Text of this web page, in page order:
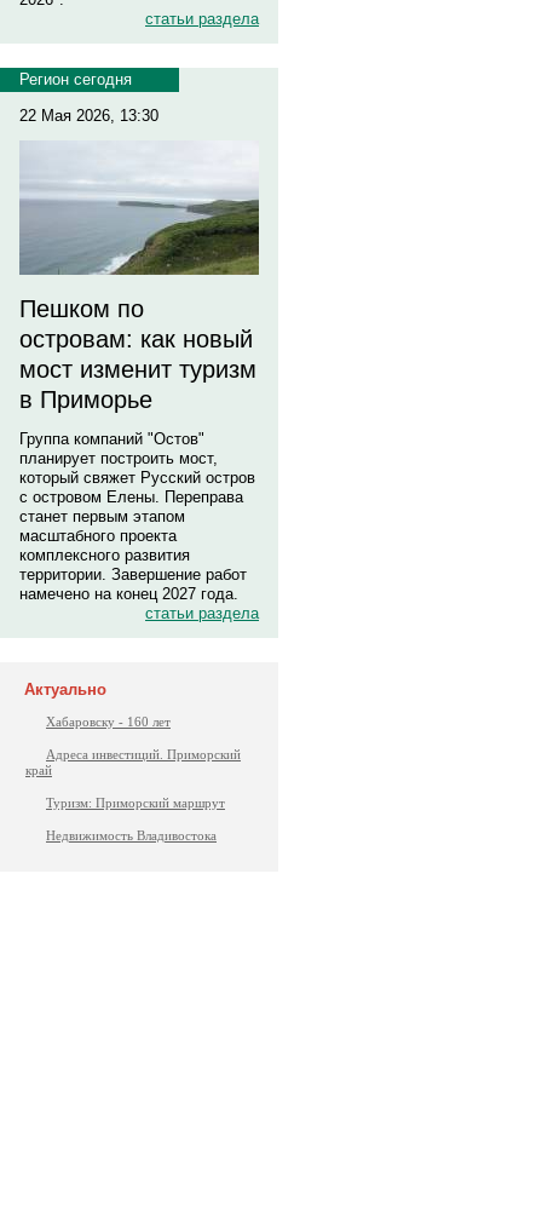
статьи раздела
Регион сегодня
22 Мая 2026, 13:30
Пешком по
островам: как новый
мост изменит туризм
в Приморье
Группа компаний "Остов"
планирует построить мост,
который свяжет Русский остров
с островом Елены. Переправа
станет первым этапом
масштабного проекта
комплексного развития
территории. Завершение работ
намечено на конец 2027 года.
статьи раздела
Актуально
Хабаровску - 160 лет
Адреса инвестиций. Приморский
край
Туризм: Приморский маршрут
Недвижимость Владивостока